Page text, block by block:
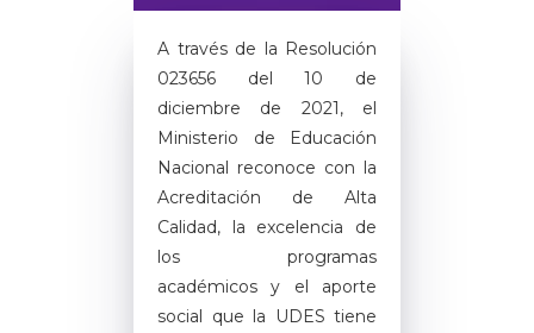
A través de la Resolución
023656 del 10 de
diciembre de 2021, el
Ministerio de Educación
Nacional reconoce con la
Acreditación de Alta
Calidad, la excelencia de
los programas
académicos y el aporte
social que la UDES tiene